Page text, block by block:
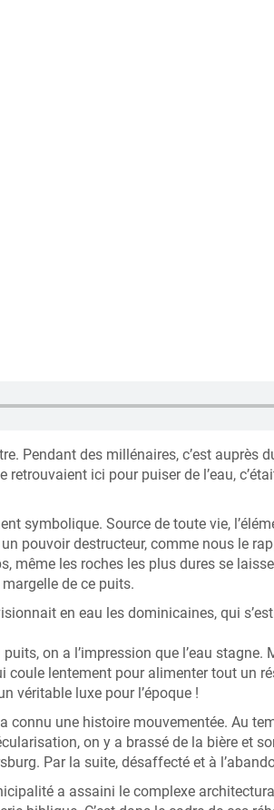
Pendant des millénaires, c’est auprès
retrouvaient ici pour puiser de l’eau,
symbolique. Source de toute vie,
pouvoir destructeur, comme nous le
même les roches les plus dures se
de ce puits.
en eau les dominicaines, qui
on a l’impression que l’eau
coule lentement pour alimenter tout un
véritable luxe pour l’époque !
connu une histoire mouvementée. Au
on y a brassé de la bière et
Par la suite, désaffecté et à
a assaini le complexe